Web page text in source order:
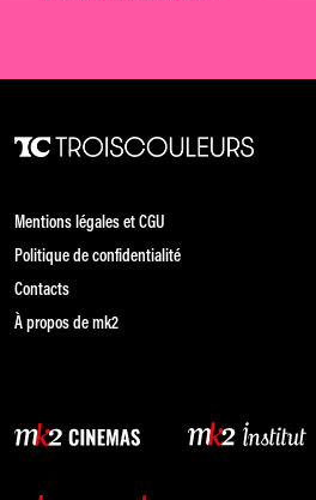
Mentions légales et CGU
Politique de confidentialité
Contacts
À propos de mk2